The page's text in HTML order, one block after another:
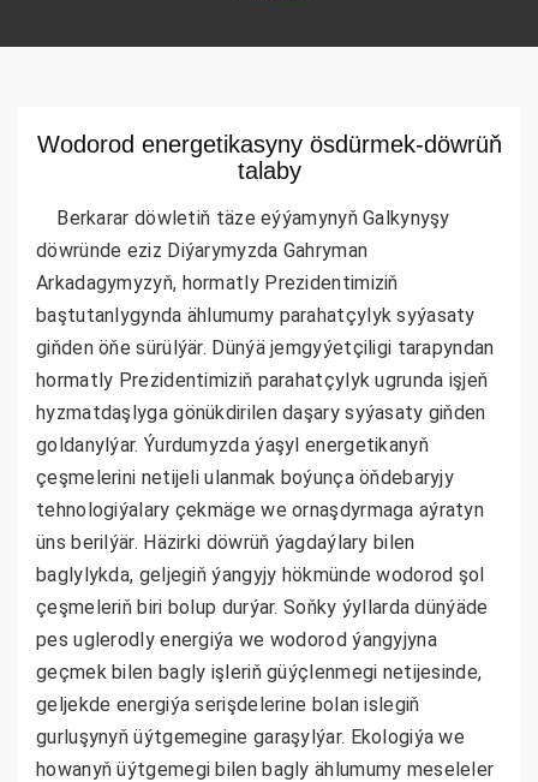
Wodorod energetikasyny ösdürmek-döwrüň
talaby
Berkarar döwletiň täze eýýamynyň Galkynyşy
döwründe eziz Diýarymyzda Gahryman
Arkadagymyzyň, hormatly Prezidentimiziň
baştutanlygynda ählumumy parahatçylyk syýasaty
giňden öňe sürülýär. Dünýä jemgyýetçiligi tarapyndan
hormatly Prezidentimiziň parahatçylyk ugrunda işjeň
hyzmatdaşlyga gönükdirilen daşary syýasaty giňden
goldanylýar. Ýurdumyzda ýaşyl energetikanyň
çeşmelerini netijeli ulanmak boýunça öňdebaryjy
tehnologiýalary çekmäge we ornaşdyrmaga aýratyn
üns berilýär. Häzirki döwrüň ýagdaýlary bilen
baglylykda, geljegiň ýangyjy hökmünde wodorod şol
çeşmeleriň biri bolup durýar. Soňky ýyllarda dünýäde
pes uglerodly energiýa we wodorod ýangyjyna
geçmek bilen bagly işleriň güýçlenmegi netijesinde,
geljekde energiýa serişdelerine bolan islegiň
gurluşynyň üýtgemegine garaşylýar. Ekologiýa we
howanyň üýtgemegi bilen bagly ählumumy meseleler